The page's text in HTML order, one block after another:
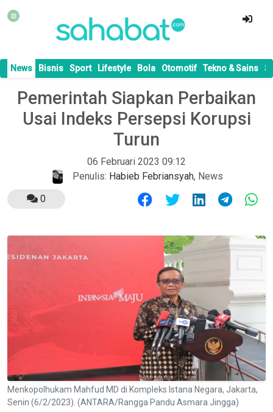
News Bisnis Sport Lifestyle Bola Otomotif Tekno & Sains
Pemerintah Siapkan Perbaikan
Usai Indeks Persepsi Korupsi
Turun
06 Februari 2023 09:12
Penulis: Habieb Febriansyah, News
0
Menkopolhukam Mahfud MD di Kompleks Istana Negara, Jakarta,
Senin (6/2/2023). (ANTARA/Rangga Pandu Asmara Jingga)